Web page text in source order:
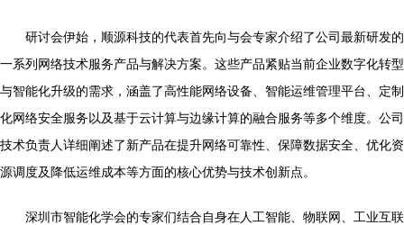
研讨会伊始，顺源科技的代表首先向与会专家介绍了公司最新研发的
一系列网络技术服务产品与解决方案。这些产品紧贴当前企业数字化转型
与智能化升级的需求，涵盖了高性能网络设备、智能运维管理平台、定制
化网络安全服务以及基于云计算与边缘计算的融合服务等多个维度。公司
技术负责人详细阐述了新产品在提升网络可靠性、保障数据安全、优化资
源调度及降低运维成本等方面的核心优势与技术创新点。
深圳市智能化学会的专家们结合自身在人工智能、物联网、工业互联